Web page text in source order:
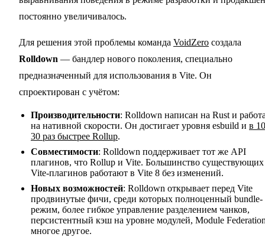
постоянно увеличивалось.
Для решения этой проблемы команда VoidZero создала
Rolldown — бандлер нового поколения, специально
предназначенный для использования в Vite. Он
спроектирован с учётом:
Производительности: Rolldown написан на Rust и
на нативной скорости. Он достигает уровня esbuild и в
30 раз быстрее Rollup.
Совместимости: Rolldown поддерживает тот же API
плагинов, что Rollup и Vite. Большинство существующих
Vite-плагинов работают в Vite 8 без изменений.
Новых возможностей: Rolldown открывает перед Vite
продвинутые фичи, среди которых полноценный bundle-
режим, более гибкое управление разделением чанков,
персистентный кэш на уровне модулей, Module
многое другое.